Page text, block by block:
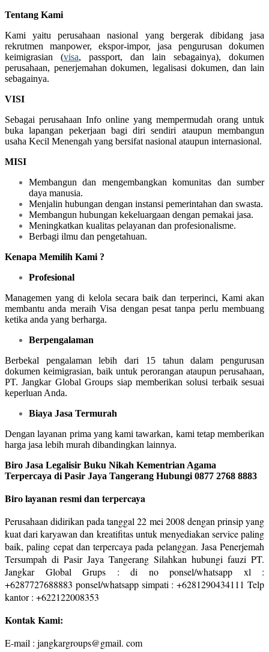
Tentang Kami
Kami yaitu perusahaan nasional yang bergerak dibidang jasa
rekrutmen manpower, ekspor-impor, jasa pengurusan dokumen
keimigrasian (visa, passport, dan lain sebagainya), dokumen
perusahaan, penerjemahan dokumen, legalisasi dokumen, dan lain
sebagainya.
VISI
Sebagai perusahaan Info online yang mempermudah orang untuk
buka lapangan pekerjaan bagi diri sendiri ataupun membangun
usaha Kecil Menengah yang bersifat nasional ataupun internasional.
MISI
Membangun dan mengembangkan komunitas dan sumber
daya manusia.
Menjalin hubungan dengan instansi pemerintahan dan swasta.
Membangun hubungan kekeluargaan dengan pemakai jasa.
Meningkatkan kualitas pelayanan dan profesionalisme.
Berbagi ilmu dan pengetahuan.
Kenapa Memilih Kami ?
Profesional
Managemen yang di kelola secara baik dan terperinci, Kami akan
membantu anda meraih Visa dengan pesat tanpa perlu membuang
ketika anda yang berharga.
Berpengalaman
Berbekal pengalaman lebih dari 15 tahun dalam pengurusan
dokumen keimigrasian, baik untuk perorangan ataupun perusahaan,
PT. Jangkar Global Groups siap memberikan solusi terbaik sesuai
keperluan Anda.
Biaya Jasa Termurah
Dengan layanan prima yang kami tawarkan, kami tetap memberikan
harga jasa lebih murah dibandingkan lainnya.
Biro Jasa Legalisir Buku Nikah Kementrian Agama
Terpercaya di Pasir Jaya Tangerang Hubungi 0877 2768 8883
Biro layanan resmi dan terpercaya
Perusahaan didirikan pada tanggal 22 mei 2008 dengan prinsip yang
kuat dari karyawan dan kreatifitas untuk menyediakan service paling
baik, paling cepat dan terpercaya pada pelanggan. Jasa Penerjemah
Tersumpah di Pasir Jaya Tangerang Silahkan hubungi fauzi PT.
Jangkar Global Grups : di no ponsel/whatsapp xl :
+6287727688883 ponsel/whatsapp simpati : +6281290434111 Telp
kantor : +622122008353
Kontak Kami:
E-mail : jangkargroups@gmail. com